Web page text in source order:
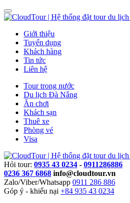
Giới thiệu
Tuyển dụng
Khách hàng
Tin tức
Liên hệ
Tour trong nước
Du lịch Đà Nẵng
Ăn chơi
Khách sạn
Thuê xe
Phòng vé
Visa
Hỏi tour: 0935 43 0234 - 0911286886
0236 367 6868 info@cloudtour.vn
Zalo/Viber/Whatsapp 0911 286 886
Góp ý - khiếu nại +84 935 43 0234